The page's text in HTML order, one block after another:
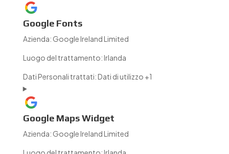
Google Fonts
Azienda: Google Ireland Limited
Luogo del trattamento:Irlanda
Dati Personali trattati:Dati di utilizzo +1
Google Maps Widget
Azienda: Google Ireland Limited